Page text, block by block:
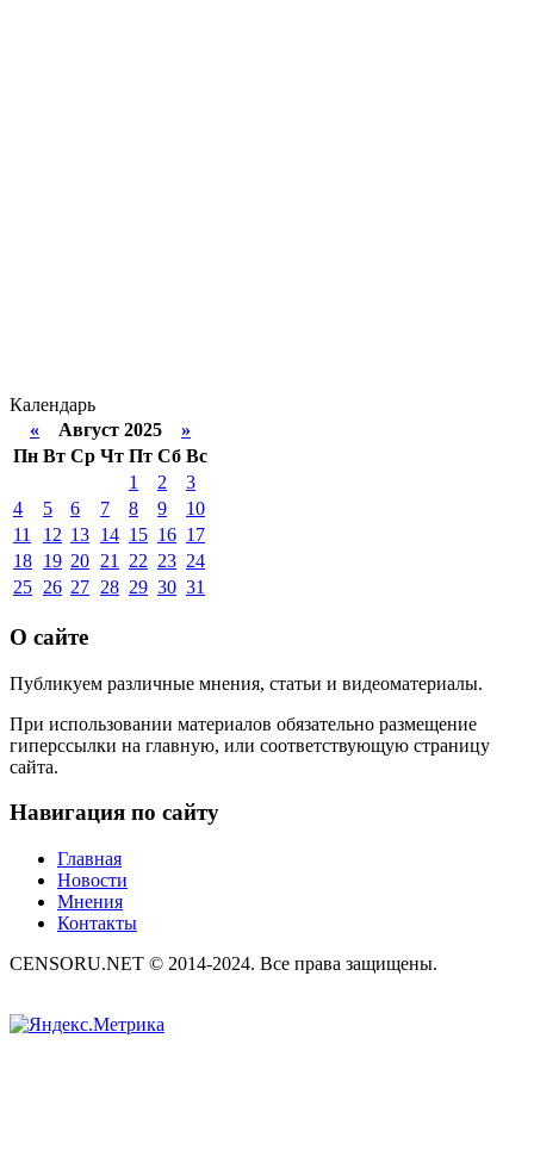
Календарь
« Август 2025 »
Пн Вт Ср Чт Пт Сб Вс
1
2
3
4
5 6 7 8 9
10
11
12 13 14 15 16 17
18 19 20 21 22 23 24
25 26 27 28 29 30 31
О сайте
Публикуем различные мнения, статьи и видеоматериалы.
При использовании материалов обязательно размещение
гиперссылки на главную, или соответствующую страницу
сайта.
Навигация по сайту
Главная
Новости
Мнения
Контакты
CENSORU.NET © 2014-2024. Все права защищены.